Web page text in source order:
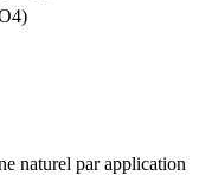
naturel par application